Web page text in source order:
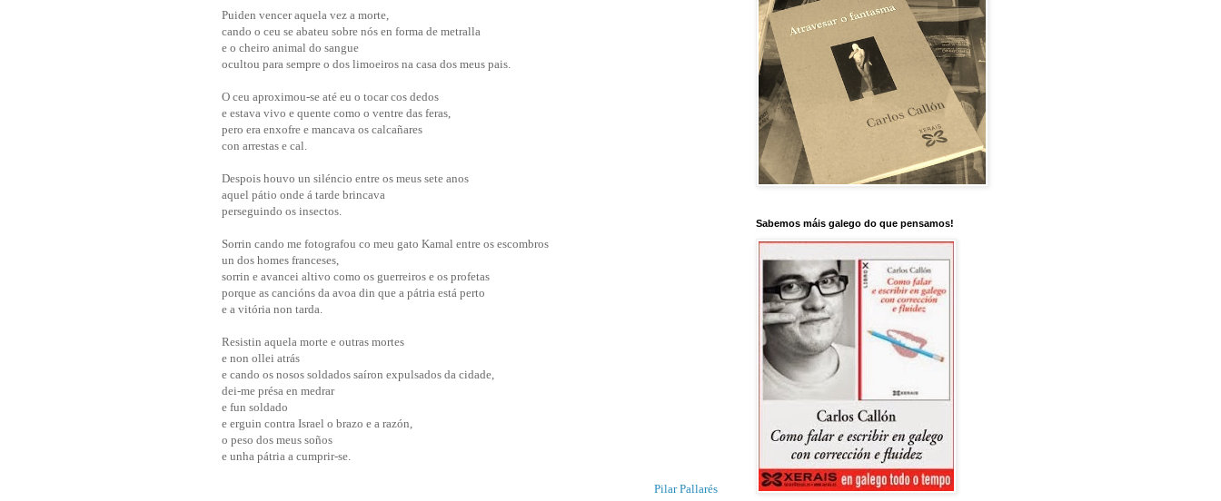
Puiden vencer aquela vez a morte,
cando o ceu se abateu sobre nós en forma de metralla
e o cheiro animal do sangue
ocultou para sempre o dos limoeiros na casa dos meus pais.
O ceu aproximou-se até eu o tocar cos dedos
e estava vivo e quente como o ventre das feras,
pero era enxofre e mancava os calcañares
con arrestas e cal.
Despois houvo un siléncio entre os meus sete anos
aquel pátio onde á tarde brincava
perseguindo os insectos.
Sorrin cando me fotografou co meu gato Kamal entre os escombros
un dos homes franceses,
sorrin e avancei altivo como os guerreiros e os profetas
porque as cancións da avoa din que a pátria está perto
e a vitória non tarda.
Resistin aquela morte e outras mortes
e non ollei atrás
e cando os nosos soldados saíron expulsados da cidade,
dei-me présa en medrar
e fun soldado
e erguin contra Israel o brazo e a razón,
o peso dos meus soños
e unha pátria a cumprir-se.
Pilar Pallarés
Sabemos máis galego do que pensamos!